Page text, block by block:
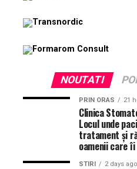
NOUTATI
PRIN ORAS 21
Clinica
Locul unde
tratament și
oamenii care
STIRI 2 days ago